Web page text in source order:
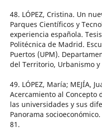
48. LÓPEZ, Cristina. Un
Parques Científicos y
experiencia española.
Politécnica de Madrid.
Puertos (UPM).
del Territorio, Urbanismo
49. LÓPEZ, María; MEJÍA,
Acercamiento al Concepto
las universidades y sus
Panorama
81.